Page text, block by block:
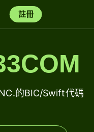
註冊
的BIC/Swift代碼